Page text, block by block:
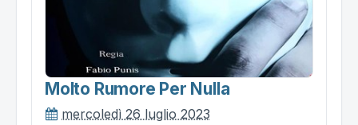
Molto Rumore Per Nulla
mercoledì 26 luglio 2023